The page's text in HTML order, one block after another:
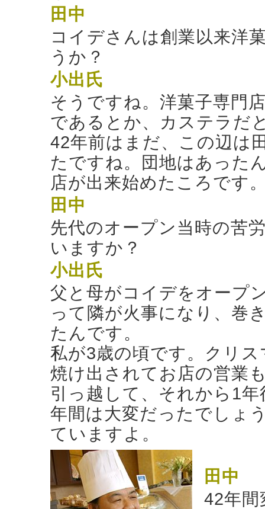
田中
コイデさんは創業以来洋
うか？
小出氏
そうですね。洋菓子専門
であるとか、カステラだ
42年前はまだ、この辺は
たですね。団地はあった
店が出来始めたころです
田中
先代のオープン当時の苦
いますか？
小出氏
父と母がコイデをオープ
って隣が火事になり、巻
たんです。
私が3歳の頃です。クリ
焼け出されてお店の営業
引っ越して、それから1
年間は大変だったでしょ
ていますよ。
田中
42年